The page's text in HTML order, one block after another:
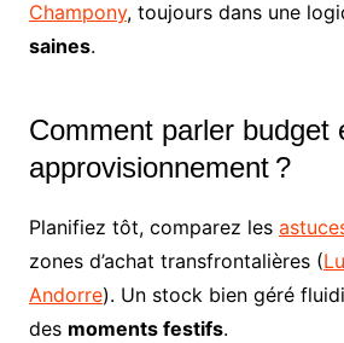
Champony, toujours dans une
saines.
Comment parler budget
approvisionnement ?
Planifiez tôt, comparez les
zones d’achat transfrontalières (
Andorre). Un stock bien géré
des moments festifs.